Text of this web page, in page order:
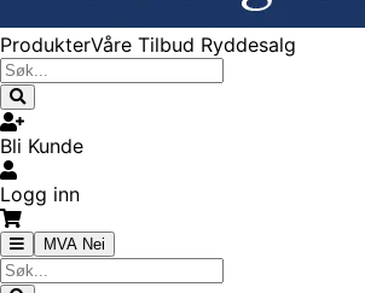
ProdukterVåre Tilbud Ryddesalg
Bli Kunde
Logg inn
MVA Nei